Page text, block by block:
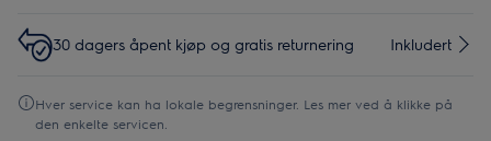
30 dagers åpent kjøp og gratis returnering Inkludert
Hver service kan ha lokale begrensninger. Les mer ved å klikke på
den enkelte servicen.